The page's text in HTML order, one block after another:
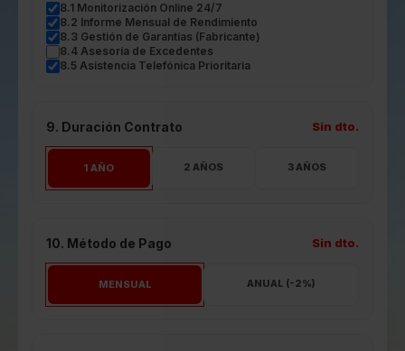
8.1 Monitorización Online 24/7
8.2 Informe Mensual de Rendimiento
8.3 Gestión de Garantías (Fabricante)
8.4 Asesoría de Excedentes
8.5 Asistencia Telefónica Prioritaria
9. Duración Contrato Sin dto.
1 AÑO 2 AÑOS 3 AÑOS
10. Método de Pago Sin dto.
MENSUAL ANUAL (-2%)